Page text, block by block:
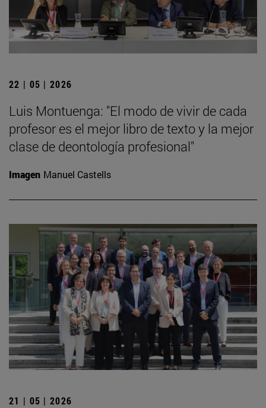
22 | 05 | 2026
Luis Montuenga: "El modo de vivir de cada
profesor es el mejor libro de texto y la mejor
clase de deontología profesional"
Imagen Manuel Castells
21 | 05 | 2026